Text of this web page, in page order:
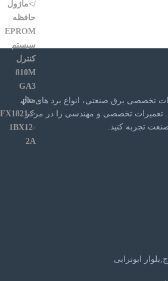
سروو صنعت مرکز تعمیرات تخصصی برق صنعتی، انواع برد های plc،
. تعمیرات تخصصی و مهندسی را در مرکز
تجربه کنید.
ابوترابی